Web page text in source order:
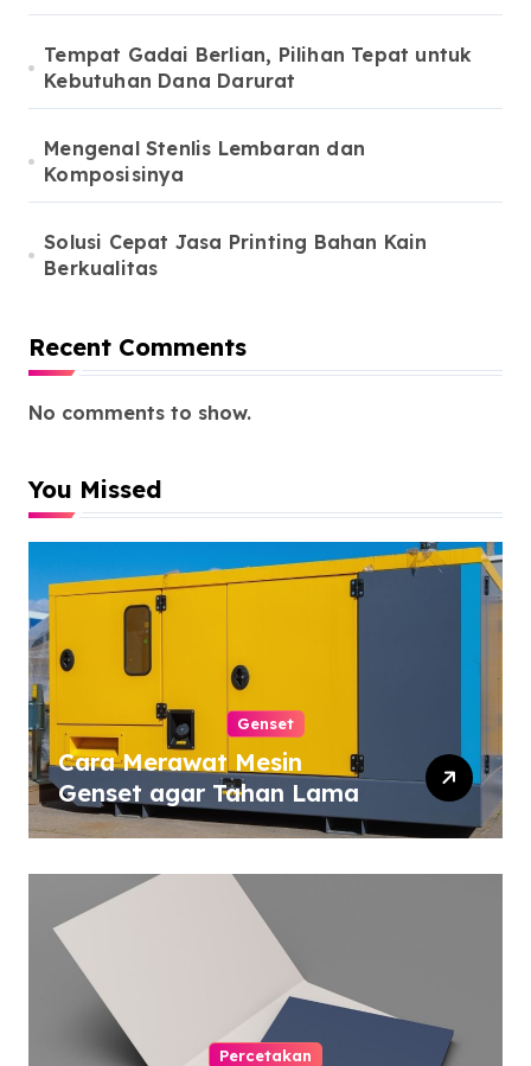
Tempat Gadai Berlian, Pilihan Tepat untuk
Kebutuhan Dana Darurat
Mengenal Stenlis Lembaran dan
Komposisinya
Solusi Cepat Jasa Printing Bahan Kain
Berkualitas
Recent Comments
No comments to show.
You Missed
Genset
Cara Merawat Mesin
Genset agar Tahan Lama
Percetakan